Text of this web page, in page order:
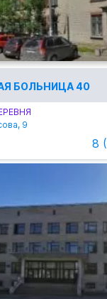
БОЛЬНИЦА 40
9
8